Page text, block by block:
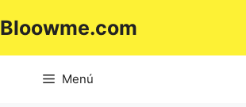
Bloowme.com
Menú